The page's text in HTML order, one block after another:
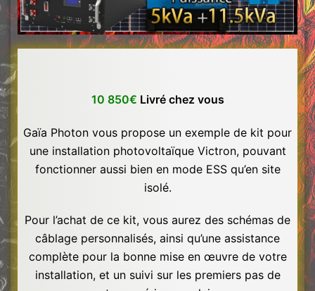
10 850€ Livré chez vous
Gaïa Photon vous propose un exemple de kit pour
une installation photovoltaïque Victron, pouvant
fonctionner aussi bien en mode ESS qu’en site
isolé.
Pour l’achat de ce kit, vous aurez des schémas de
câblage personnalisés, ainsi qu’une assistance
complète pour la bonne mise en œuvre de votre
installation, et un suivi sur les premiers pas de